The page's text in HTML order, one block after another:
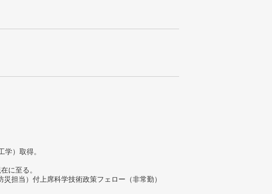
）取得。
に至る。
担当）付上席科学技術政策フェロー（非常勤）